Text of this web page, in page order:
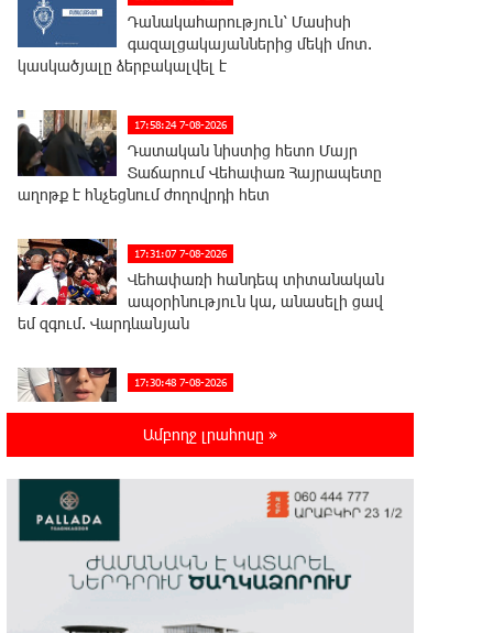
Դանակահարություն՝ Մասիսի
գազալցակայաններից մեկի մոտ.
կասկածյալը ձերբակալվել է
17:58:24 7-08-2026
Դատական նիստից հետո Մայր
Տաճարում Վեհափառ Հայրապետը
աղոթք է հնչեցնում ժողովրդի հետ
17:31:07 7-08-2026
Վեհափառի հանդեպ տիտանական
ապօրինություն կա, անասելի ցավ
եմ զգում. Վարդևանյան
17:30:48 7-08-2026
ինքնաբացարկ հայտնեց և
Նարեկ Կարապետյանը`
Կաթողիկոսին հեռացնել փորձելու
Ամբողջ լրահոսը »